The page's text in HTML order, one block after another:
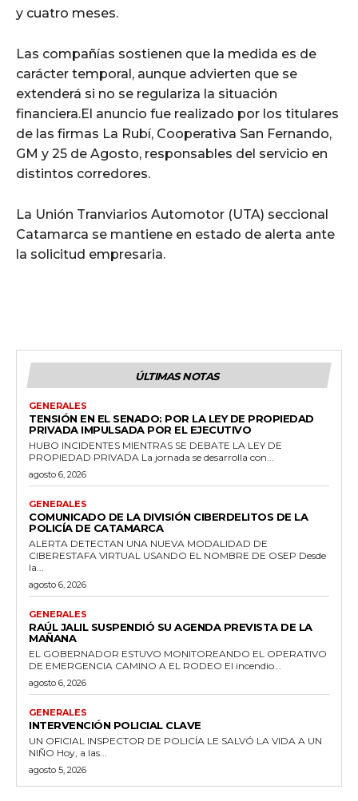
y cuatro meses.
Las compañías sostienen que la medida es de
carácter temporal, aunque advierten que se
extenderá si no se regulariza la situación
financiera.El anuncio fue realizado por los titulares
de las firmas La Rubí, Cooperativa San Fernando,
GM y 25 de Agosto, responsables del servicio en
distintos corredores.
La Unión Tranviarios Automotor (UTA) seccional
Catamarca se mantiene en estado de alerta ante
la solicitud empresaria.
ÚLTIMAS NOTAS
GENERALES
TENSIÓN EN EL SENADO: POR LA LEY DE PROPIEDAD
PRIVADA IMPULSADA POR EL EJECUTIVO
HUBO INCIDENTES MIENTRAS SE DEBATE LA LEY DE
PROPIEDAD PRIVADA La jornada se desarrolla con...
agosto 6, 2026
GENERALES
COMUNICADO DE LA DIVISIÓN CIBERDELITOS DE LA
POLICÍA DE CATAMARCA
ALERTA DETECTAN UNA NUEVA MODALIDAD DE
CIBERESTAFA VIRTUAL USANDO EL NOMBRE DE OSEP Desde
la...
agosto 6, 2026
GENERALES
RAÚL JALIL SUSPENDIÓ SU AGENDA PREVISTA DE LA
MAÑANA
EL GOBERNADOR ESTUVO MONITOREANDO EL OPERATIVO
DE EMERGENCIA CAMINO A EL RODEO El incendio...
agosto 6, 2026
GENERALES
INTERVENCIÓN POLICIAL CLAVE
UN OFICIAL INSPECTOR DE POLICÍA LE SALVÓ LA VIDA A UN
NIÑO Hoy, a las...
agosto 5, 2026